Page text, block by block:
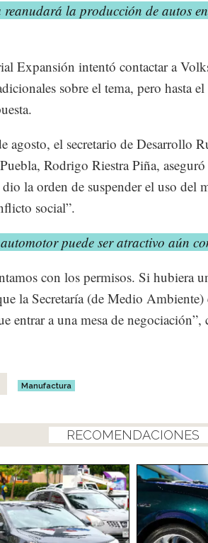
reanudará la producción de autos
Expansión intentó contactar a
sobre el tema, pero hasta
agosto, el secretario de Desarrollo
Rodrigo Riestra Piña,
la orden de suspender el uso del
social”.
puede ser atractivo aún
con los permisos. Si hubiera
la Secretaría (de Medio Ambiente)
entrar a una mesa de
Manufactura
RECOMENDACIONES